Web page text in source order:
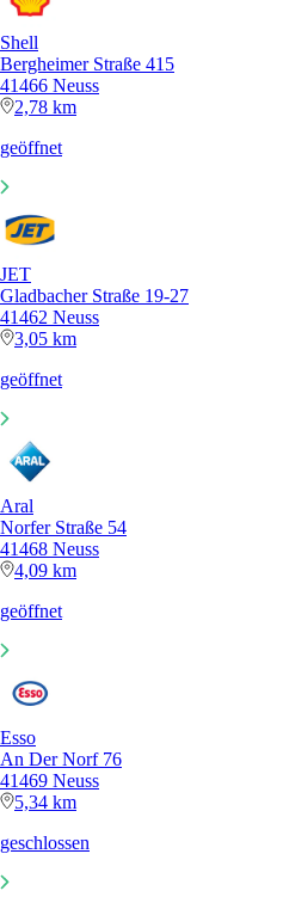
Shell
Bergheimer Straße 415
41466 Neuss
2,78 km
geöffnet
JET
Gladbacher Straße 19-27
41462 Neuss
3,05 km
geöffnet
Aral
Norfer Straße 54
41468 Neuss
4,09 km
geöffnet
Esso
An Der Norf 76
41469 Neuss
5,34 km
geschlossen